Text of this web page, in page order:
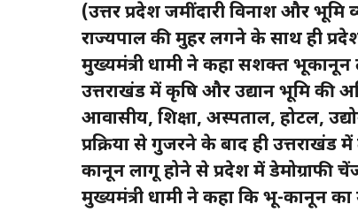
(उत्तर प्रदेश जमींदारी विनाश और
राज्यपाल की मुहर लगने के साथ ही
मुख्यमंत्री धामी ने कहा सशक्त
उत्तराखंड में कृषि और उद्यान भूमि की
आवासीय, शिक्षा, अस्पताल, होटल,
प्रक्रिया से गुजरने के बाद ही
कानून लागू होने से प्रदेश में डेमोग्राफी
मुख्यमंत्री धामी ने कहा कि भू-कानून का